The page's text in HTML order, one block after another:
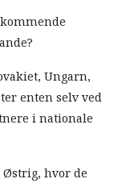
Ungarn,
enten selv ved
i nationale
Østrig, hvor de